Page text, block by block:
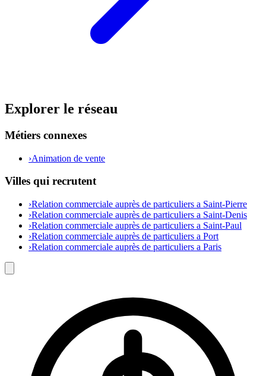
Explorer le réseau
Métiers connexes
›Animation de vente
Villes qui recrutent
›Relation commerciale auprès de particuliers a Saint-Pierre
›Relation commerciale auprès de particuliers a Saint-Denis
›Relation commerciale auprès de particuliers a Saint-Paul
›Relation commerciale auprès de particuliers a Port
›Relation commerciale auprès de particuliers a Paris